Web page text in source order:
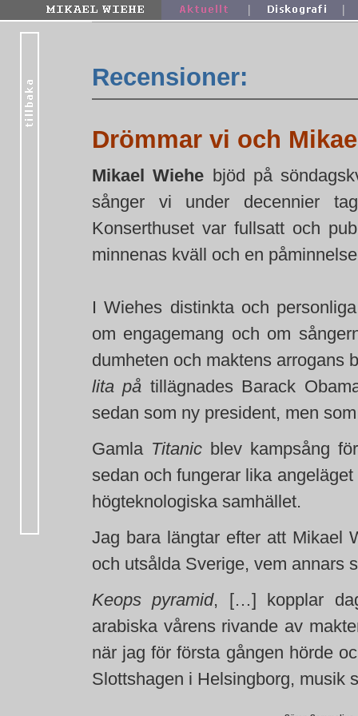
| |
Recensioner:
Drömmar vi och
Mikael Wiehe bjöd på
sånger vi under decennier
Konserthuset var fullsatt och
minnenas kväll och en
I Wiehes distinkta och
om engagemang och om
dumheten och maktens arrogans
lita på tillägnades Barack
sedan som ny president, men
Gamla Titanicblev kampsång
sedan och fungerar lika
högteknologiska samhället.
Jag bara längtar efter att Mikael
och utsålda Sverige, vem annars
Keops pyramid, […] kopplar
arabiska vårens rivande av
när jag för första gången hörde
Slottshagen i Helsingborg, musik